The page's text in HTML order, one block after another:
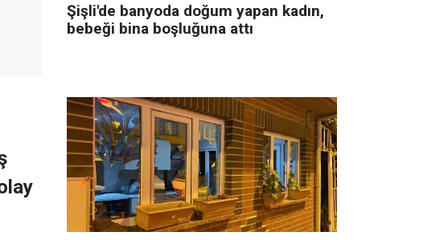
Şişli'de banyoda doğum yapan kadın,
bebeği bina boşluğuna attı